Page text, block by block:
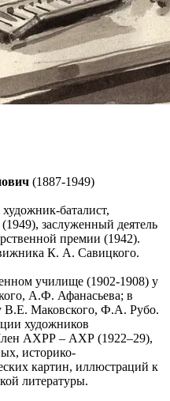
(1887-1949)
баталист,
заслуженный деятель
премии (1942).
К. А. Савицкого.
училище (1902-1908) у
А.Ф. Афанасьева; в
В.Е. Маковского, Ф.А. Рубо.
художников
АХРР – АХР (1922–29),
историко-
картин, иллюстраций к
литературы.